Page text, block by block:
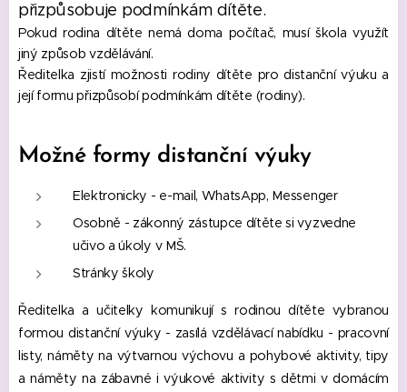
přizpůsobuje podmínkám dítěte.
Pokud rodina dítěte nemá doma počítač, musí škola využít
jiný způsob vzdělávání.
Ředitelka zjistí možnosti rodiny dítěte pro distanční výuku a
její formu přizpůsobí podmínkám dítěte (rodiny).
Možné formy distanční výuky
Elektronicky - e-mail, WhatsApp, Messenger
Osobně - zákonný zástupce dítěte si vyzvedne
učivo a úkoly v MŠ.
Stránky školy
Ředitelka a učitelky komunikují s rodinou dítěte vybranou
formou distanční výuky - zasílá vzdělávací nabídku - pracovní
listy, náměty na výtvarnou výchovu a pohybové aktivity, tipy
a náměty na zábavné i výukové aktivity s dětmi v domácím